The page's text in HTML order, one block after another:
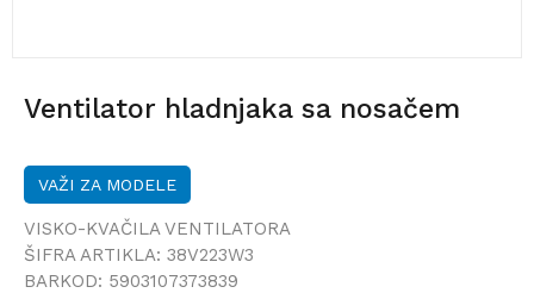
Ventilator hladnjaka sa nosačem
VAŽI ZA MODELE
VISKO-KVAČILA VENTILATORA
ŠIFRA ARTIKLA: 38V223W3
BARKOD: 5903107373839